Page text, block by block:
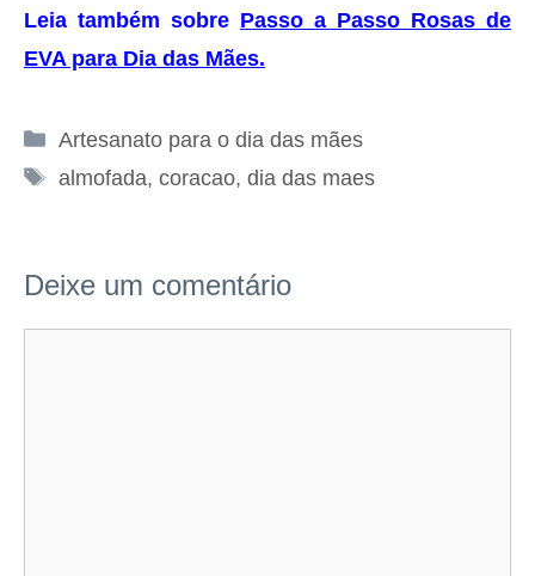
Leia também sobre Passo a Passo Rosas de
EVA para Dia das Mães.
Categorias
Artesanato para o dia das mães
Tags
almofada, coracao, dia das maes
Deixe um comentário